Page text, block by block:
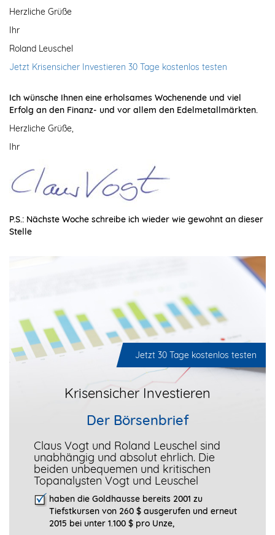
Herzliche Grüße
Ihr
Roland Leuschel
Jetzt Krisensicher Investieren 30 Tage kostenlos testen
Ich wünsche Ihnen eine erholsames Wochenende und viel
Erfolg an den Finanz- und vor allem den Edelmetallmärkten.
Herzliche Grüße,
Ihr
P.S.: Nächste Woche schreibe ich wieder wie gewohnt an dieser
Stelle
Jetzt 30 Tage kostenlos testen
Krisensicher Investieren
Der Börsenbrief
Claus Vogt und Roland Leuschel sind
unabhängig und absolut ehrlich. Die
beiden unbequemen und kritischen
Topanalysten Vogt und Leuschel
haben die Goldhausse bereits 2001 zu
Tiefstkursen von 260 $ ausgerufen und erneut
2015 bei unter 1.100 $ pro Unze,